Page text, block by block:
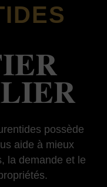
possède
aide à mieux
la demande et le